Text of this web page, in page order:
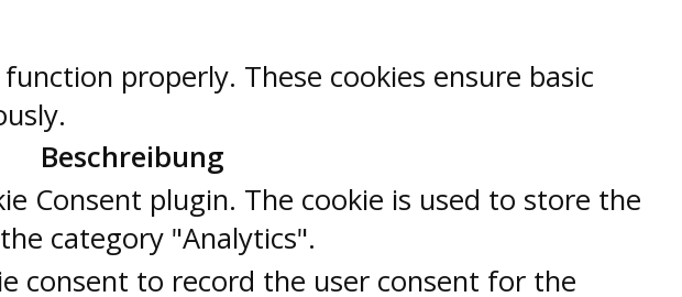
properly. These cookies ensure basic
Beschreibung
Consent plugin. The cookie is used to store the
category "Analytics".
consent to record the user consent for the